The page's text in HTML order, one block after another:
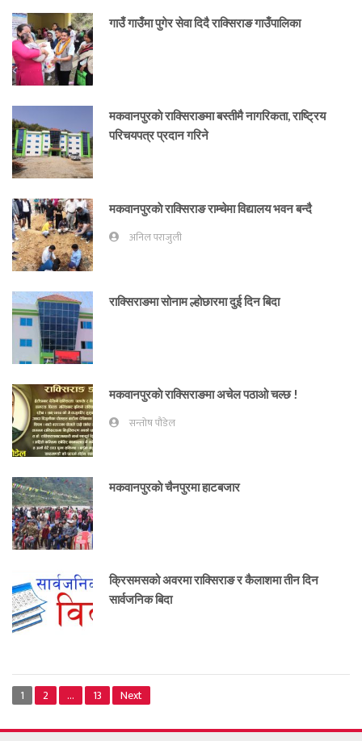
गाउँ गाउँमा पुगेर सेवा दिदै राक्सिराङ गाउँपालिका
मकवानपुरकाे राक्सिराङमा बस्तीमै नागरिकता, राष्ट्रिय
परिचयपत्र प्रदान गरिने
मकवानपुरकाे राक्सिराङ राम्चेमा विद्यालय भवन बन्दै
अनिल पराजुली
राक्सिराङमा सोनाम ल्होछारमा दुई दिन बिदा
मकवानपुरकाे राक्सिराङमा अचेल पठाओ चल्छ !
सन्तोष पौडेल
मकवानपुरकाे चैनपुरमा हाटबजार
क्रिसमसको अवरमा राक्सिराङ र कैलाशमा तीन दिन
सार्वजनिक बिदा
1 2 … 13 Next